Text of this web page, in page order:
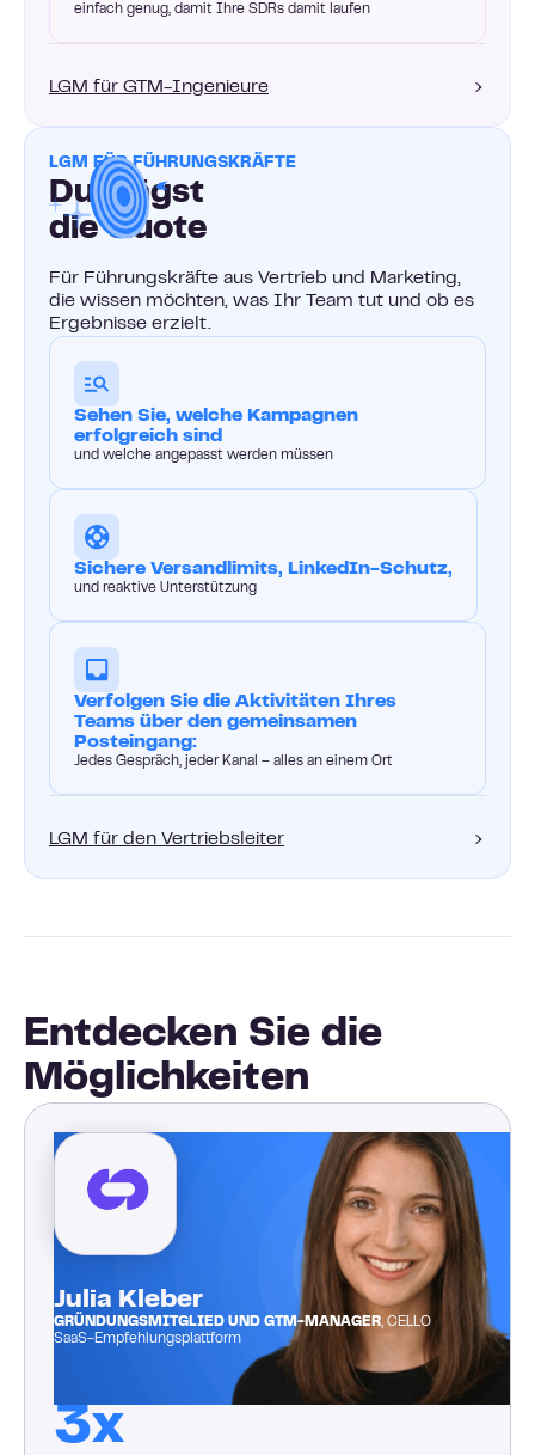
einfach genug, damit Ihre SDRs damit laufen
LGM für GTM-Ingenieure
LGM FÜR FÜHRUNGSKRÄFTE
Du trägst
die Quote
Für Führungskräfte aus Vertrieb und Marketing,
die wissen möchten, was Ihr Team tut und ob es
Ergebnisse erzielt.
Sehen Sie, welche Kampagnen
erfolgreich sind
und welche angepasst werden müssen
Sichere Versandlimits, LinkedIn-Schutz,
und reaktive Unterstützung
Verfolgen Sie die Aktivitäten Ihres
Teams über den gemeinsamen
Posteingang:
Jedes Gespräch, jeder Kanal – alles an einem Ort
LGM für den Vertriebsleiter
Entdecken Sie die
Möglichkeiten
Julia Kleber
GRÜNDUNGSMITGLIED UND GTM-MANAGER , CELLO
SaaS-Empfehlungsplattform
3x